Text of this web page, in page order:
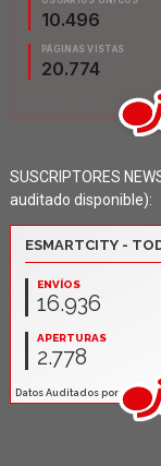
SUSCRIPTORES
auditado disponible):